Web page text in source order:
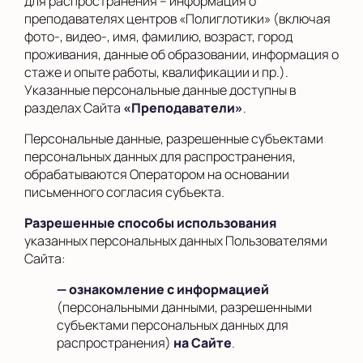
преподавателях центров «Полиглотики» (включая
фото-, видео-, имя, фамилию, возраст, город
проживания, данные об образовании, информация о
стаже и опыте работы, квалификации и пр.).
Указанные персональные данные доступны в
разделах Сайта «Преподаватели».
Персональные данные, разрешенные субъектами
персональных данных для распространения,
обрабатываются Оператором на основании
письменного согласия субъекта.
Разрешенные способы использования
указанных персональных данных Пользователями
Сайта:
— ознакомление с информацией
(персональными данными, разрешенными
субъектами персональных данных для
распространения) на Сайте.